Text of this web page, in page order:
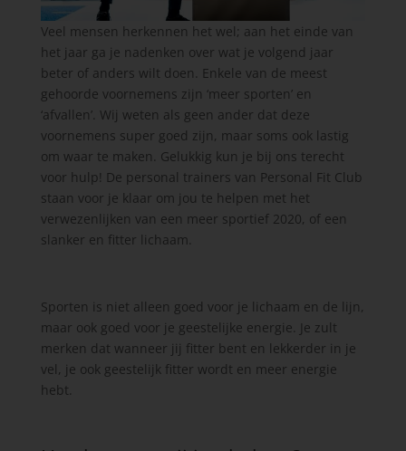
Veel mensen herkennen het wel; aan het einde van
het jaar ga je nadenken over wat je volgend jaar
beter of anders wilt doen. Enkele van de meest
gehoorde voornemens zijn ‘meer sporten’ en
‘afvallen’. Wij weten als geen ander dat deze
voornemens super goed zijn, maar soms ook lastig
om waar te maken. Gelukkig kun je bij ons terecht
voor hulp! De personal trainers van Personal Fit Club
staan voor je klaar om jou te helpen met het
verwezenlijken van een meer sportief 2020, of een
slanker en fitter lichaam.
Sporten is niet alleen goed voor je lichaam en de lijn,
maar ook goed voor je geestelijke energie. Je zult
merken dat wanneer jij fitter bent en lekkerder in je
vel, je ook geestelijk fitter wordt en meer energie
hebt.